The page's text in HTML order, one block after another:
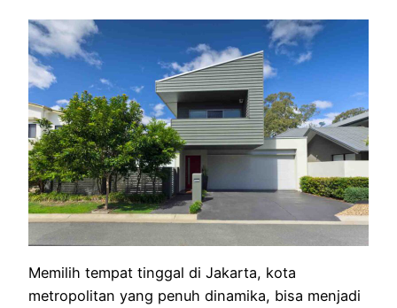
Memilih tempat tinggal di Jakarta, kota
metropolitan yang penuh dinamika, bisa menjadi